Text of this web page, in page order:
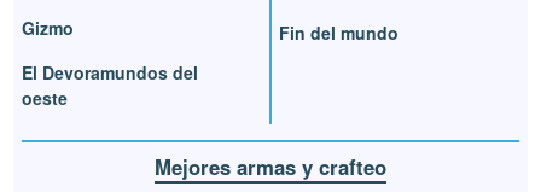
Gizmo
El Devoramundos del
oeste
Fin del mundo
Mejores armas y crafteo